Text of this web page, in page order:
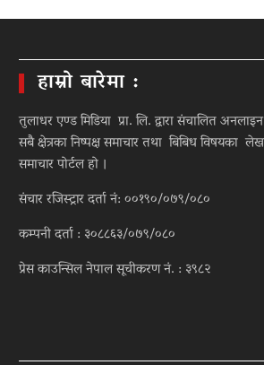
हाम्रो बारेमा :
तुलाधर एण्ड मिडिया प्रा. लि. द्वारा संचालित
सबै क्षेत्रका निष्पक्ष समाचार तथा बिबिध विषयका
समाचार पोर्टल हो ।
संचार रजिस्ट्रार दर्ता नं: ००१९०/०७९/०८०
कम्पनी दर्ता : ३०८८६३/०७९/०८०
प्रेस काउन्सिल नेपाल सूचीकरण नं. : ३९८२